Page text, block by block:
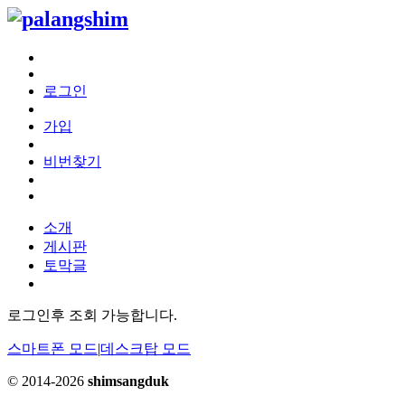
로그인
가입
비번찾기
소개
게시판
토막글
로그인후 조회 가능합니다.
스마트폰 모드|데스크탑 모드
© 2014-2026 shimsangduk